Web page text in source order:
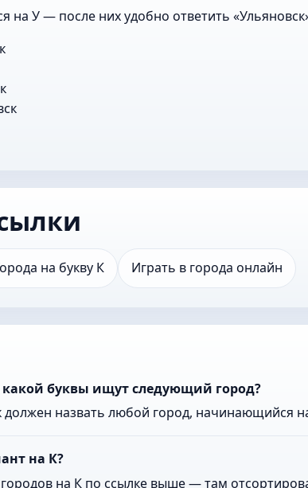
на У — после них удобно ответить
на букву К Играть в города онлайн
какой буквы ищут следующий город?
должен назвать любой город, начинающийся
на К?
на К по ссылке выше — там